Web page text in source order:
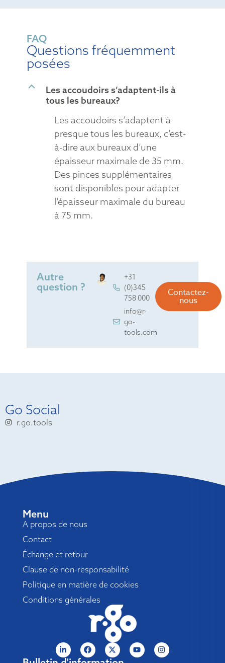
FAQ
Questions fréquemment
posées
B
Les accoudoirs s’adaptent-ils à
tous les bureaux?
Les accoudoirs s’adaptent à
presque tous les bureaux, c’est-
à-dire aux bureaux d’une
épaisseur maximale de 35 mm.
Des pinces supplémentaires
sont disponibles pour adapter
l’épaisseur maximale du bureau
à 75 mm.
Autre
question ?
+31
(0)345
758 000
info@r-
go-
tools.com
Contactez-
nous
Go Social
r.go.tools
Menu
A propos de nous
Contact
Échange et retour
Clause de non-responsabilité
Politique en matière de cookies
Conditions générales